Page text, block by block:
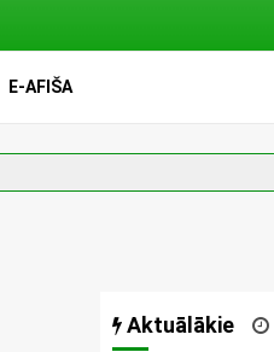
E-AFIŠA
Aktuālākie